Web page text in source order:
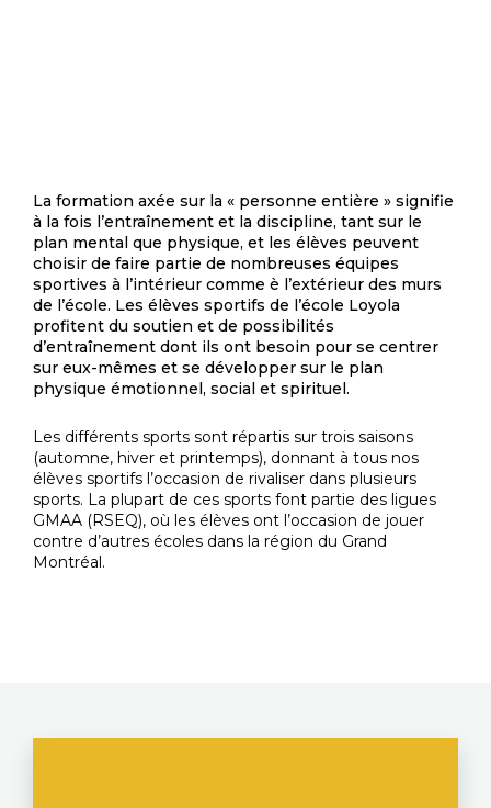
La formation axée sur la « personne entière » signifie
à la fois l’entraînement et la discipline, tant sur le
plan mental que physique, et les élèves peuvent
choisir de faire partie de nombreuses équipes
sportives à l’intérieur comme è l’extérieur des murs
de l’école. Les élèves sportifs de l’école Loyola
profitent du soutien et de possibilités
d’entraînement dont ils ont besoin pour se centrer
sur eux-mêmes et se développer sur le plan
physique émotionnel, social et spirituel.
Les différents sports sont répartis sur trois saisons
(automne, hiver et printemps), donnant à tous nos
élèves sportifs l’occasion de rivaliser dans plusieurs
sports. La plupart de ces sports font partie des ligues
GMAA (RSEQ), où les élèves ont l’occasion de jouer
contre d’autres écoles dans la région du Grand
Montréal.